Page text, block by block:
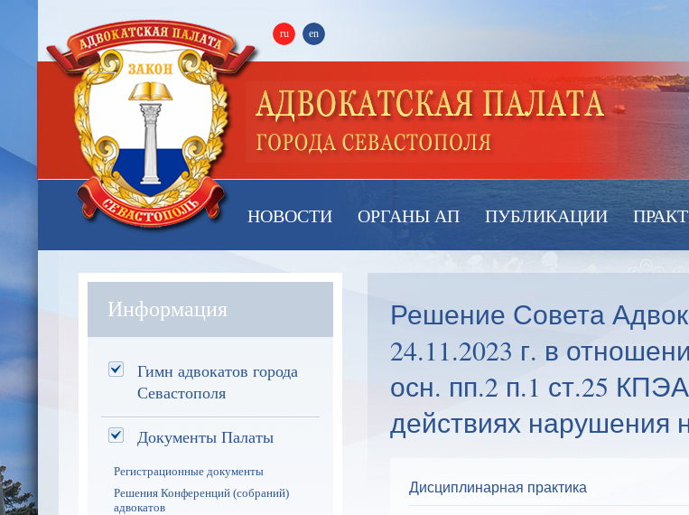
ru en
НОВОСТИ ОРГАНЫ АП ПУБЛИКАЦИИ
Решение Совета
24.11.2023 г. в
осн. пп.2 п.1 ст.25
действиях нарушения
Дисциплинарная практика
Информация
Гимн адвокатов города
Севастополя
Документы Палаты
Регистрационные документы
Решения Конференций (собраний)
адвокатов